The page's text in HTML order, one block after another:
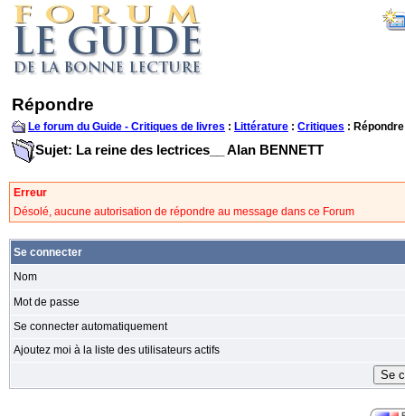
Répondre
Le forum du Guide - Critiques de livres : Littérature : Critiques : Répondre
Sujet: La reine des lectrices__ Alan BENNETT
Erreur
Désolé, aucune autorisation de répondre au message dans ce Forum
Se connecter
Nom
Mot de passe
Se connecter automatiquement
Ajoutez moi à la liste des utilisateurs actifs